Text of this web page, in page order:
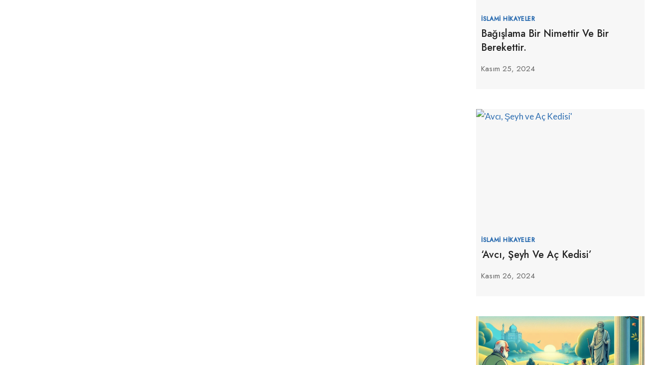
İSLAMI HIKAYELER
Bağışlama Bir Nimettir Ve Bir
Berekettir.
Kasım 25, 2024
İSLAMI HIKAYELER
‘Avcı, Şeyh Ve Aç Kedisi’
Kasım 26, 2024